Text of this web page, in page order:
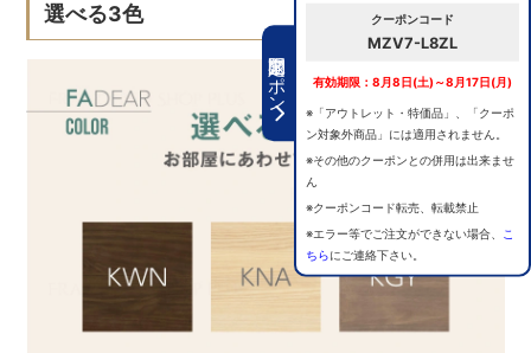
期間限定クーポン
クーポンコード
MZV7-L8ZL
有効期限：8月8日(土)～8月17日(月)
※「アウトレット・特価品」、「クーポ
ン対象外商品」には適用されません。
※その他のクーポンとの併用は出来ませ
ん
※クーポンコード転売、転載禁止
※エラー等でご注文ができない場合、
こ
ちらにご連絡下さい。
選べる3色